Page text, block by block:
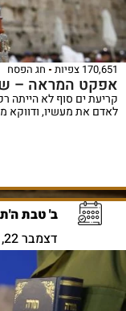
170,651 צפיות חג הפסח
אפקט המראה –
קריעת ים סוף לא הייתה
לאדם את מעשיו, ודווקא
ב' טבת
דצמבר 22, 2025